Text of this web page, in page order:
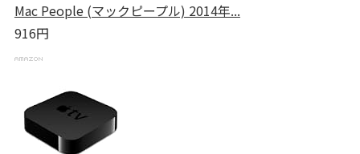
Mac People (マックピープル) 2014年...
916円